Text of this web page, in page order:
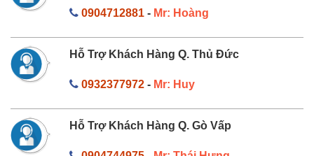
0904712881- Mr: Hoàng
Hỗ Trợ Khách Hàng Q. Thủ Đức
0932377972- Mr: Huy
Hỗ Trợ Khách Hàng Q. Gò Vấp